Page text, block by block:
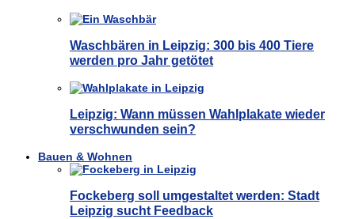
Waschbären in Leipzig: 300 bis 400 Tiere
werden pro Jahr getötet
Leipzig: Wann müssen Wahlplakate wieder
verschwunden sein?
Bauen & Wohnen
Fockeberg soll umgestaltet werden: Stadt
Leipzig sucht Feedback